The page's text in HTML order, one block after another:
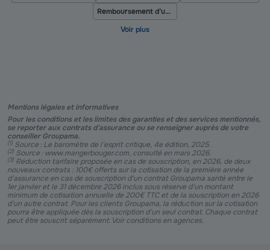
Remboursement d’une prothèse dentaire
Mentions légales et informatives
Pour les conditions et les limites des garanties et des services mentionnés,
se reporter aux contrats d’assurance ou se renseigner auprès de votre
conseiller Groupama.
(1) Source : Le baromètre de l’esprit critique, 4e édition, 2025.
(2) Source : www.mangerbouger.com, consulté en mars 2026.
(3) Réduction tarifaire proposée en cas de souscription, en 2026, de deux
nouveaux contrats : 100€ offerts sur la cotisation de la première année
d’assurance en cas de souscription d'un contrat Groupama santé entre le
1er janvier et le 31 décembre 2026 inclus sous réserve d'un montant
minimum de cotisation annuelle de 200€ TTC et de la souscription en 2026
d’un autre contrat. Pour les clients Groupama, la réduction sur la cotisation
pourra être appliquée dès la souscription d'un seul contrat. Chaque contrat
peut être souscrit séparément. Voir conditions en agences.